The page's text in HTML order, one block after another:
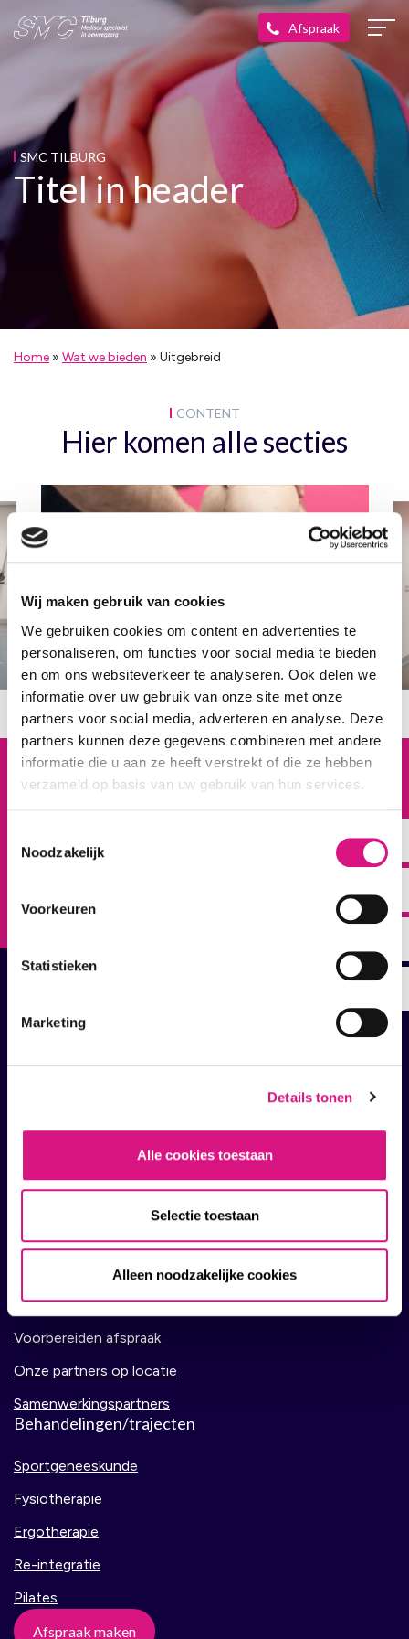
Wij maken gebruik van cookies
We gebruiken cookies om content en advertenties te
personaliseren, om functies voor social media te bieden
en om ons websiteverkeer te analyseren. Ook delen we
informatie over uw gebruik van onze site met onze
partners voor social media, adverteren en analyse. Deze
partners kunnen deze gegevens combineren met andere
informatie die u aan ze heeft verstrekt of die ze hebben
verzameld op basis van uw gebruik van hun services.
Noodzakelijk
Voorkeuren
Statistieken
Marketing
Details tonen
Alle cookies toestaan
Selectie toestaan
Alleen noodzakelijke cookies
SMC TILBURG
Titel in header
Home » Wat we bieden » Uitgebreid
CONTENT
Hier komen alle secties
Wil je een afspraak makenof heb
Contact
(gebouw T-kwadraat)
Olympiaplein 384
Vacatures
Voorbereiden afspraak
Onze partners op locatie
Samenwerkingspartners
Behandelingen/trajecten
Sportgeneeskunde
Fysiotherapie
Ergotherapie
Re-integratie
Pilates
Afspraak maken